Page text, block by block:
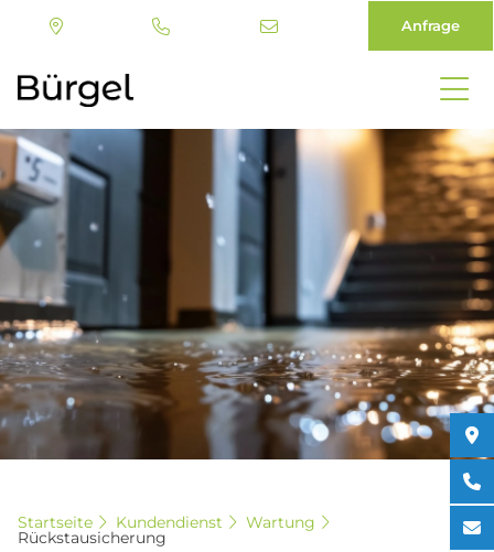
Direkt
zum
Inhalt
Anfrage
Startseite Kundendienst Wartung
Rückstausicherung